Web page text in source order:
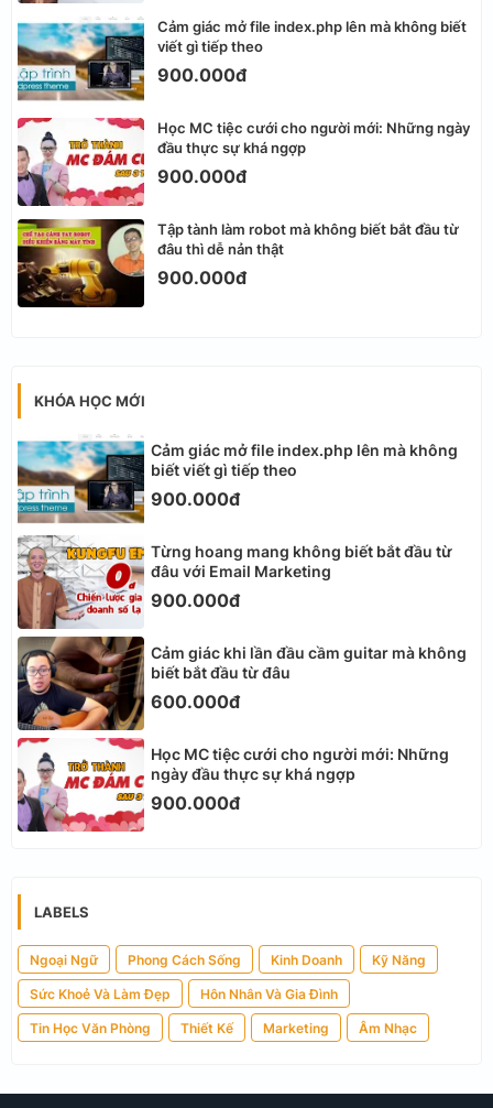
Cảm giác mở file index.php lên mà không biết
viết gì tiếp theo
900.000đ
Học MC tiệc cưới cho người mới: Những ngày
đầu thực sự khá ngợp
900.000đ
Tập tành làm robot mà không biết bắt đầu từ
đâu thì dễ nản thật
900.000đ
KHÓA HỌC MỚI
Cảm giác mở file index.php lên mà không
biết viết gì tiếp theo
900.000đ
Từng hoang mang không biết bắt đầu từ
đâu với Email Marketing
900.000đ
Cảm giác khi lần đầu cầm guitar mà không
biết bắt đầu từ đâu
600.000đ
Học MC tiệc cưới cho người mới: Những
ngày đầu thực sự khá ngợp
900.000đ
LABELS
Ngoại Ngữ Phong Cách Sống Kinh Doanh Kỹ Năng
Sức Khoẻ Và Làm Đẹp Hôn Nhân Và Gia Đình
Tin Học Văn Phòng Thiết Kế Marketing Âm Nhạc